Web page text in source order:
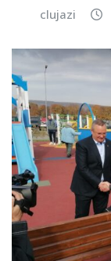
clujazi